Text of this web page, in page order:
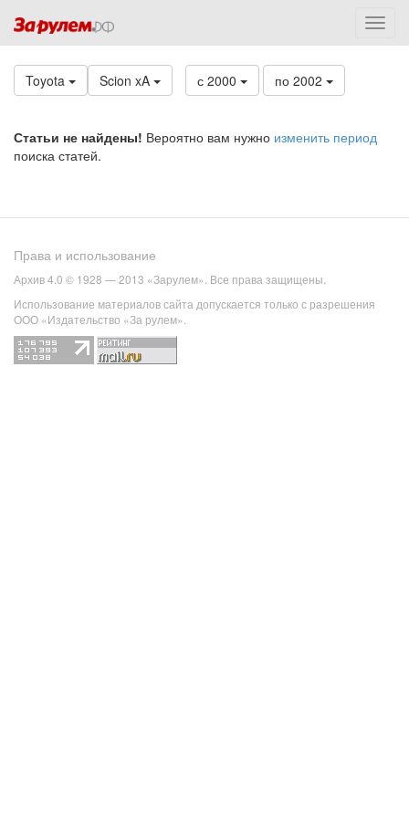
Toyota Scion xA с 2000 по 2002
Статьи не найдены! Вероятно вам нужно изменить период
поиска статей.
Права и использование
Архив 4.0 © 1928 — 2013 «Зарулем». Все права защищены.
Использование материалов сайта допускается только с разрешения
ООО «Издательство «За рулем».